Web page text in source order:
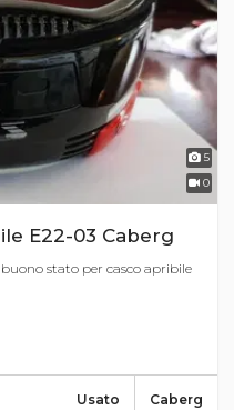
5
0
E22-03 Caberg
stato per casco apribile
Caberg
Usato